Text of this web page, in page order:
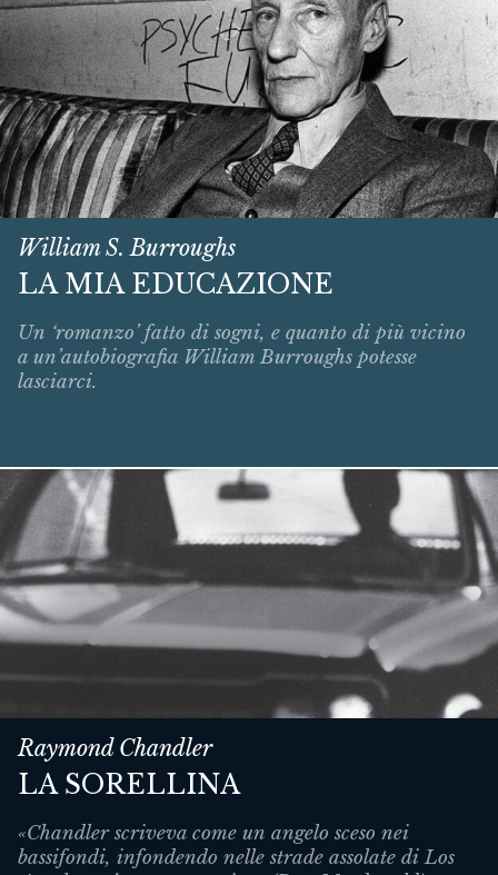
William S. Burroughs
LA MIA EDUCAZIONE
Un ‘romanzo’ fatto di sogni, e quanto di più vicino
a un’autobiografia William Burroughs potesse
lasciarci.
Raymond Chandler
LA SORELLINA
«Chandler scriveva come un angelo sceso nei
bassifondi, infondendo nelle strade assolate di Los